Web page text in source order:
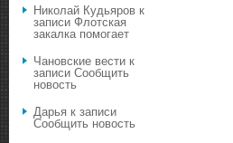
Николай Кудьяров к
записи Флотская
закалка помогает
Чановские вести к
записи Сообщить
новость
Дарья к записи
Сообщить новость